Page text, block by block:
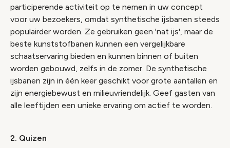
participerende activiteit op te nemen in uw concept
voor uw bezoekers, omdat synthetische ijsbanen steeds
populairder worden. Ze gebruiken geen 'nat ijs', maar de
beste kunststofbanen kunnen een vergelijkbare
schaatservaring bieden en kunnen binnen of buiten
worden gebouwd, zelfs in de zomer. De synthetische
ijsbanen zijn in één keer geschikt voor grote aantallen en
zijn energiebewust en milieuvriendelijk. Geef gasten van
alle leeftijden een unieke ervaring om actief te worden.
2. Quizen